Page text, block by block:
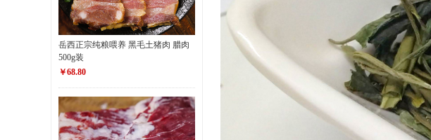
岳西正宗纯粮喂养 黑毛土猪肉 腊肉
500g装
￥68.80